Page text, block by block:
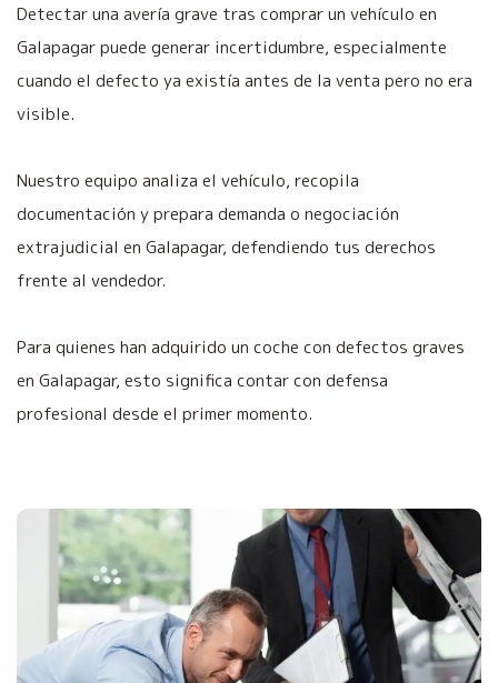
Detectar una avería grave tras comprar un vehículo en
Galapagar puede generar incertidumbre, especialmente
cuando el defecto ya existía antes de la venta pero no era
visible.
Nuestro equipo analiza el vehículo, recopila
documentación y prepara demanda o negociación
extrajudicial en Galapagar, defendiendo tus derechos
frente al vendedor.
Para quienes han adquirido un coche con defectos graves
en Galapagar, esto significa contar con defensa
profesional desde el primer momento.